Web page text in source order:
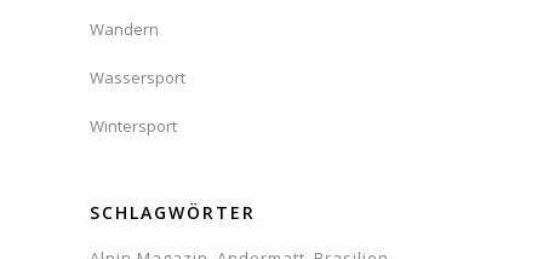
Wandern
Wassersport
Wintersport
SCHLAGWÖRTER